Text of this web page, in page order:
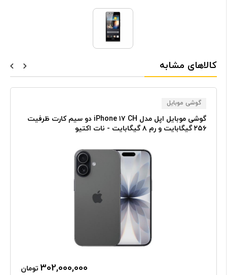
کالاهای مشابه
گوشی موبایل
گوشی موبایل اپل مدل iPhone ۱۷ CH دو سیم کارت ظرفیت
۲۵۶ گیگابایت و رم ۸ گیگابایت - نات اکتیو
302,000,000 تومان